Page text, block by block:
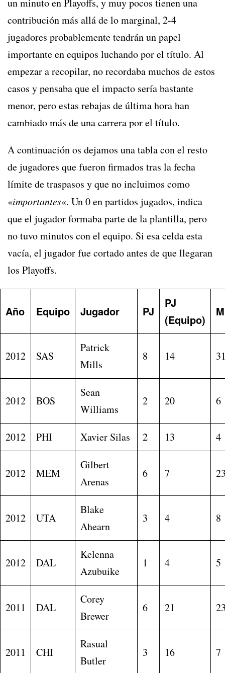
un minuto en Playoffs, y muy pocos tienen una
contribución más allá de lo marginal, 2-4
jugadores probablemente tendrán un papel
importante en equipos luchando por el título. Al
empezar a recopilar, no recordaba muchos de estos
casos y pensaba que el impacto sería bastante
menor, pero estas rebajas de última hora han
cambiado más de una carrera por el título.
A continuación os dejamos una tabla con el resto
de jugadores que fueron firmados tras la fecha
límite de traspasos y que no incluimos como
«importantes«. Un 0 en partidos jugados, indica
que el jugador formaba parte de la plantilla, pero
no tuvo minutos con el equipo. Si esa celda esta
vacía, el jugador fue cortado antes de que llegaran
los Playoffs.
Año Equipo Jugador PJ
PJ
(Equipo)
2012 SAS
Patrick
Mills
8 14
2012 BOS
Sean
Williams
2 20 6
2012 PHI Xavier Silas 2 13 4
2012 MEM
Gilbert
Arenas
6 7
2012 UTA
Blake
Ahearn
3 4 8
2012 DAL
Kelenna
Azubuike
1 4 5
2011 DAL
Corey
Brewer
6 21
2011 CHI
Rasual
Butler
3 16 7